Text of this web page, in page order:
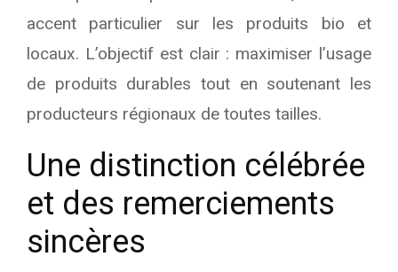
accent particulier sur les produits bio et
locaux. L’objectif est clair : maximiser l’usage
de produits durables tout en soutenant les
producteurs régionaux de toutes tailles.
Une distinction célébrée
et des remerciements
sincères